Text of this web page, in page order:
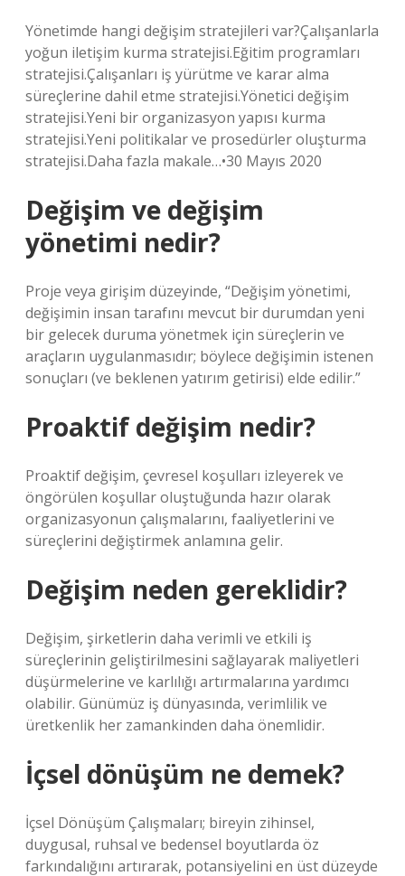
Yönetimde hangi değişim stratejileri var?Çalışanlarla
yoğun iletişim kurma stratejisi.Eğitim programları
stratejisi.Çalışanları iş yürütme ve karar alma
süreçlerine dahil etme stratejisi.Yönetici değişim
stratejisi.Yeni bir organizasyon yapısı kurma
stratejisi.Yeni politikalar ve prosedürler oluşturma
stratejisi.Daha fazla makale…•30 Mayıs 2020
Değişim ve değişim
yönetimi nedir?
Proje veya girişim düzeyinde, “Değişim yönetimi,
değişimin insan tarafını mevcut bir durumdan yeni
bir gelecek duruma yönetmek için süreçlerin ve
araçların uygulanmasıdır; böylece değişimin istenen
sonuçları (ve beklenen yatırım getirisi) elde edilir.”
Proaktif değişim nedir?
Proaktif değişim, çevresel koşulları izleyerek ve
öngörülen koşullar oluştuğunda hazır olarak
organizasyonun çalışmalarını, faaliyetlerini ve
süreçlerini değiştirmek anlamına gelir.
Değişim neden gereklidir?
Değişim, şirketlerin daha verimli ve etkili iş
süreçlerinin geliştirilmesini sağlayarak maliyetleri
düşürmelerine ve karlılığı artırmalarına yardımcı
olabilir. Günümüz iş dünyasında, verimlilik ve
üretkenlik her zamankinden daha önemlidir.
İçsel dönüşüm ne demek?
İçsel Dönüşüm Çalışmaları; bireyin zihinsel,
duygusal, ruhsal ve bedensel boyutlarda öz
farkındalığını artırarak, potansiyelini en üst düzeyde